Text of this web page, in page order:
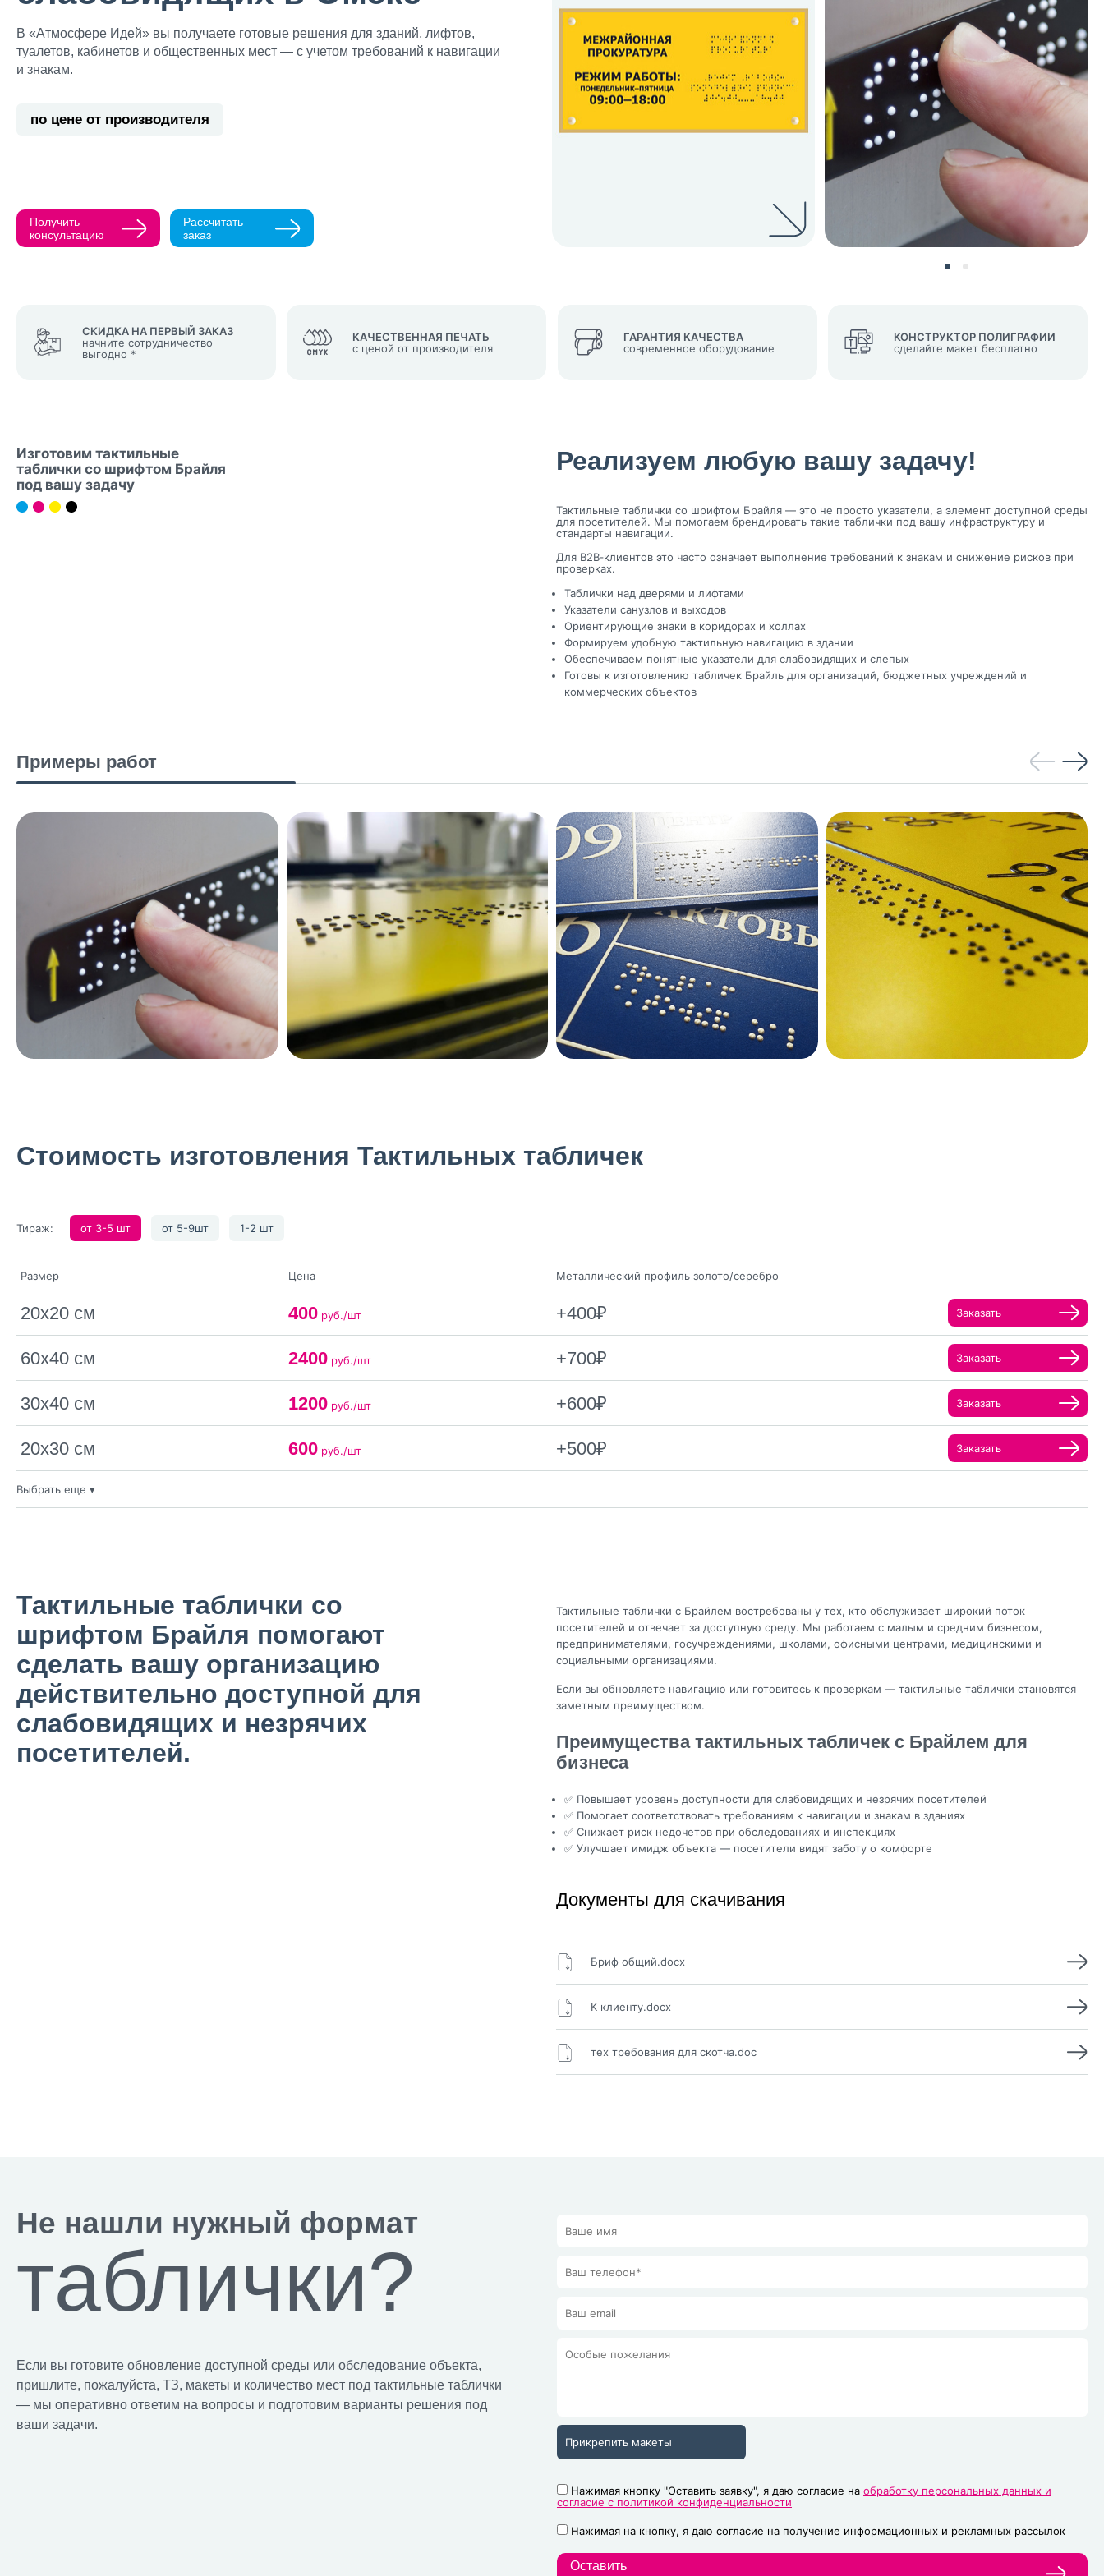
В «Атмосфере Идей» вы получаете готовые решения для зданий, лифтов,
туалетов, кабинетов и общественных мест — с учетом требований к навигации
и знакам.
по цене от производителя
Получить
консультацию
Рассчитать
заказ
СКИДКА НА ПЕРВЫЙ ЗАКАЗ
начните сотрудничество
выгодно *
КАЧЕСТВЕННАЯ ПЕЧАТЬ
с ценой от производителя
ГАРАНТИЯ КАЧЕСТВА
современное оборудование
КОНСТРУКТОР ПОЛИГРАФИИ
сделайте макет бесплатно
Изготовим тактильные
таблички со шрифтом Брайля
под вашу задачу
Реализуем любую вашу задачу!
Тактильные таблички со шрифтом Брайля — это не просто указатели, а элемент доступной среды
для посетителей. Мы помогаем брендировать такие таблички под вашу инфраструктуру и
стандарты навигации.
Для B2B‑клиентов это часто означает выполнение требований к знакам и снижение рисков при
проверках.
Таблички над дверями и лифтами
Указатели санузлов и выходов
Ориентирующие знаки в коридорах и холлах
Формируем удобную тактильную навигацию в здании
Обеспечиваем понятные указатели для слабовидящих и слепых
Готовы к изготовлению табличек Брайль для организаций, бюджетных учреждений и
коммерческих объектов
Примеры работ
Стоимость изготовления Тактильных табличек
Тираж: от 3-5 шт от 5-9шт 1-2 шт
Размер Цена Mеталлический профиль золото/серебро
20х20 см 400 руб./шт +400₽ Заказать
60х40 см 2400 руб./шт +700₽ Заказать
30х40 см 1200 руб./шт +600₽ Заказать
20х30 см 600 руб./шт +500₽ Заказать
20х15 см
Выбрать еще ▾
Тактильные таблички со
шрифтом Брайля помогают
сделать вашу организацию
действительно доступной для
слабовидящих и незрячих
посетителей.
Тактильные таблички с Брайлем востребованы у тех, кто обслуживает широкий поток
посетителей и отвечает за доступную среду. Мы работаем с малым и средним бизнесом,
предпринимателями, госучреждениями, школами, офисными центрами, медицинскими и
социальными организациями.
Если вы обновляете навигацию или готовитесь к проверкам — тактильные таблички становятся
заметным преимуществом.
Преимущества тактильных табличек с Брайлем для
бизнеса
✅ Повышает уровень доступности для слабовидящих и незрячих посетителей
✅ Помогает соответствовать требованиям к навигации и знакам в зданиях
✅ Снижает риск недочетов при обследованиях и инспекциях
✅ Улучшает имидж объекта — посетители видят заботу о комфорте
Документы для скачивания
Бриф общий.docx
К клиенту.docx
тех требования для скотча.doc
Не нашли нужный формат
таблички?
Если вы готовите обновление доступной среды или обследование объекта,
пришлите, пожалуйста, ТЗ, макеты и количество мест под тактильные таблички
— мы оперативно ответим на вопросы и подготовим варианты решения под
ваши задачи.
Прикрепить макеты
Нажимая кнопку "Оставить заявку", я даю согласие на обработку персональных данных и
согласие с политикой конфиденциальности
Нажимая на кнопку, я даю согласие на получение информационных и рекламных рассылок
Оставить
Нажимая кнопку "Оставить заявку", я даю согласие на
обработку персональных данных и согласие с
политикой конфиденциальности